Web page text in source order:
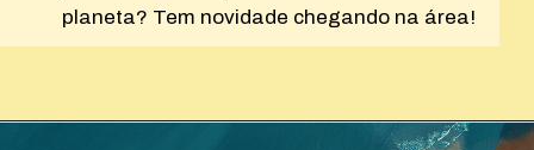
planeta? Tem novidade chegando na área!